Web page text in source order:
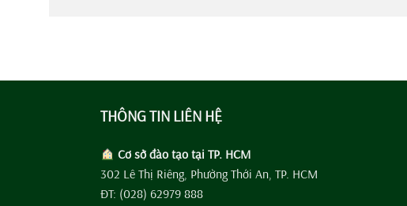
THÔNG TIN LIÊN HỆ
Cơ sở đào tạo tại TP. HCM
302 Lê Thị Riêng, Phường Thới An, TP. HCM
ĐT: (028) 62979 888